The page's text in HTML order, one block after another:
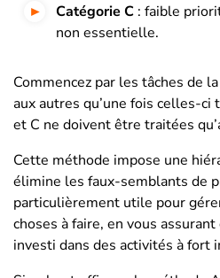
Catégorie C : faible
non essentielle.
Commencez par les tâches de
aux autres qu’une fois celles-ci
et C ne doivent être traitées
Cette méthode impose une
élimine les faux-semblants de
particulièrement utile pour
choses à faire, en vous
investi dans des activités à fort